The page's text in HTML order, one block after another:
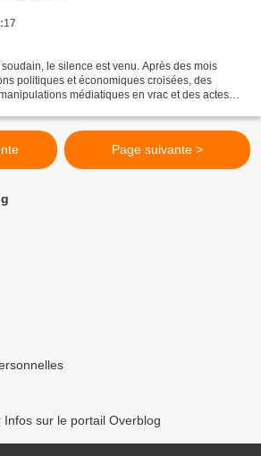
le silence est venu. Après des mois
politiques et économiques croisées, des
médiatiques en vrac et des actes
Page suivante >
sur le portail Overblog